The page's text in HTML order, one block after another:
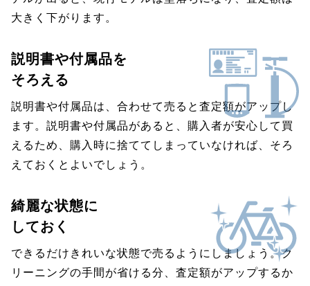
大きく下がります。
説明書や付属品を
そろえる
説明書や付属品は、合わせて売ると査定額がアップし
ます。説明書や付属品があると、購入者が安心して買
えるため、購入時に捨ててしまっていなければ、そろ
えておくとよいでしょう。
綺麗な状態に
しておく
できるだけきれいな状態で売るようにしましょう。ク
リーニングの手間が省ける分、査定額がアップするか